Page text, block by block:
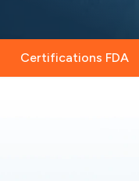
Certifications FDA